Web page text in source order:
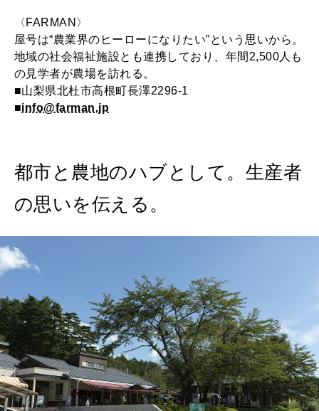
〈FARMAN〉
屋号は“農業界のヒーローになりたい”という思いから。
地域の社会福祉施設とも連携しており、年間2,500人も
の見学者が農場を訪れる。
■山梨県北杜市高根町長澤2296-1
■info@farman.jp
都市と農地のハブとして。生産者
の思いを伝える。